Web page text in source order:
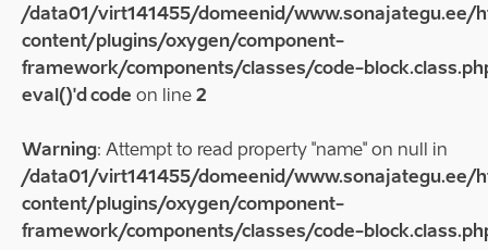
/data01/virt141455/domeenid/www.sonajategu.ee/
content/plugins/oxygen/component-
framework/components/classes/code-
eval()'d code on line 2
Warning: Attempt to read property "name" on null in
/data01/virt141455/domeenid/www.sonajategu.ee/
content/plugins/oxygen/component-
framework/components/classes/code-